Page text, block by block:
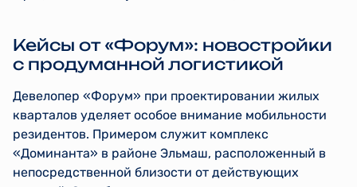
Кейсы от «Форум»: новостройки
с продуманной логистикой
Девелопер «Форум» при проектировании жилых
кварталов уделяет особое внимание мобильности
резидентов. Примером служит комплекс
«Доминанта» в районе Эльмаш, расположенный в
непосредственной близости от действующих